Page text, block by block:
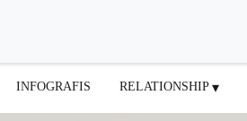
INFOGRAFIS RELATIONSHIP